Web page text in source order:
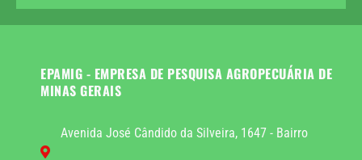
EPAMIG - EMPRESA DE PESQUISA AGROPECUÁRIA DE
MINAS GERAIS
Avenida José Cândido da Silveira, 1647 - Bairro